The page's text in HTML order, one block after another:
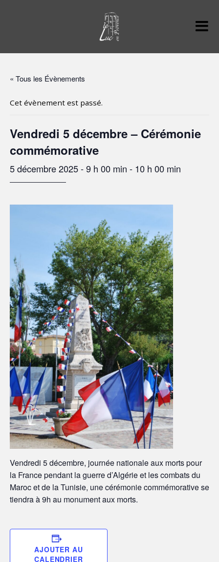
« Tous les Évènements
Cet évènement est passé.
Vendredi 5 décembre – Cérémonie
commémorative
5 décembre 2025 - 9 h 00 min - 10 h 00 min
Vendredi 5 décembre, journée nationale aux morts pour
la France pendant la guerre d’Algérie et les combats du
Maroc et de la Tunisie, une cérémonie commémorative se
tiendra à 9h au monument aux morts.
AJOUTER AU
CALENDRIER